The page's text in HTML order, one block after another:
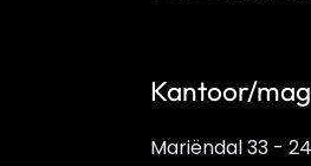
Kantoor/
Mariëndal 33 -